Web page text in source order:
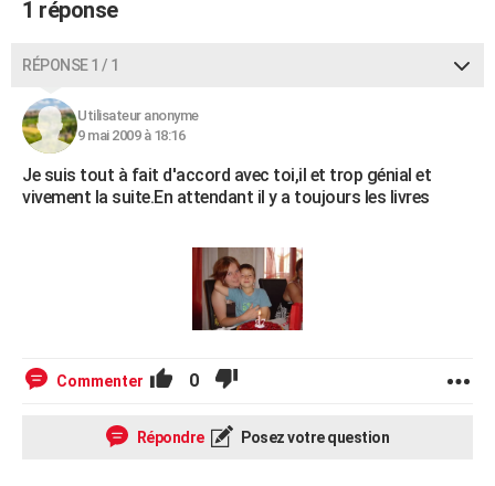
COPAINS D'AVANT
S'inscrire
Se connecter
Lycées
Collèges
Primaires
Universités
Entreprises
Service militaire
Avis de recherche
AVIS DE DÉCÈS
1 réponse
RÉPONSE 1 / 1
Utilisateur anonyme
9 mai 2009 à 18:16
Je suis tout à fait d'accord avec toi,il et trop génial et
vivement la suite.En attendant il y a toujours les livres
Commenter 0
Répondre Posez votre question